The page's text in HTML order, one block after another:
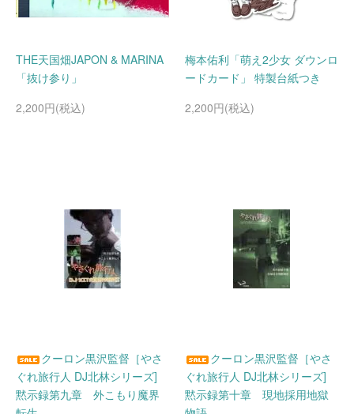
THE天国畑JAPON & MARINA
「抜け参り」
2,200円(税込)
梅本佑利「萌え2少女 ダウンロ
ードカード」 特製台紙つき
2,200円(税込)
クーロン黒沢監督［やさ
ぐれ旅行人 DJ北林シリーズ]
黙示録第九章 外こもり魔界
クーロン黒沢監督［やさ
ぐれ旅行人 DJ北林シリーズ]
黙示録第十章 現地採用地獄